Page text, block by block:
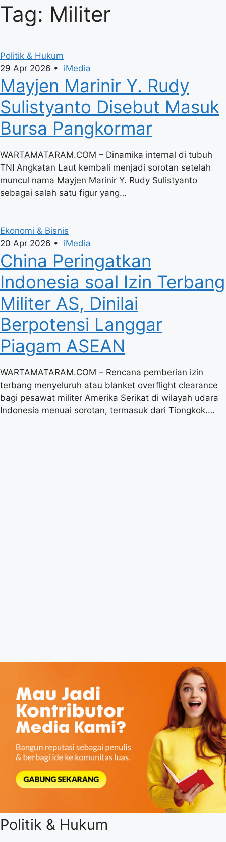
Tag: Militer
Politik & Hukum
29 Apr 2026 • iMedia
Mayjen Marinir Y. Rudy
Sulistyanto Disebut Masuk
Bursa Pangkormar
WARTAMATARAM.COM – Dinamika internal di tubuh
TNI Angkatan Laut kembali menjadi sorotan setelah
muncul nama Mayjen Marinir Y. Rudy Sulistyanto
sebagai salah satu figur yang…
Ekonomi & Bisnis
20 Apr 2026 • iMedia
China Peringatkan
Indonesia soal Izin Terbang
Militer AS, Dinilai
Berpotensi Langgar
Piagam ASEAN
WARTAMATARAM.COM – Rencana pemberian izin
terbang menyeluruh atau blanket overflight clearance
bagi pesawat militer Amerika Serikat di wilayah udara
Indonesia menuai sorotan, termasuk dari Tiongkok.…
Politik & Hukum